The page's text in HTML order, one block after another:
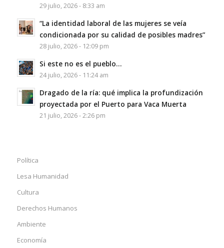
29 julio, 2026 - 8:33 am
“La identidad laboral de las mujeres se veía
condicionada por su calidad de posibles madres”
28 julio, 2026 - 12:09 pm
Si este no es el pueblo…
24 julio, 2026 - 11:24 am
Dragado de la ría: qué implica la profundización
proyectada por el Puerto para Vaca Muerta
21 julio, 2026 - 2:26 pm
Política
Lesa Humanidad
Cultura
Derechos Humanos
Ambiente
Economía